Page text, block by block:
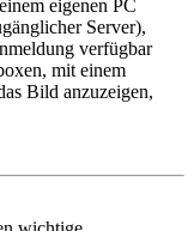
eigenen PC
Server),
verfügbar
mit einem
Bild anzuzeigen,